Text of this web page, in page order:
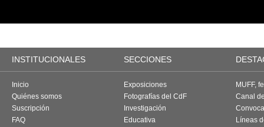
INSTITUCIONALES SECCIONES
Inicio
Quiénes somos
Suscripción
FAQ
Exposiciones
Fotografías del CdF
Investigación
Educativa
MUFF,
Canal
Líneas